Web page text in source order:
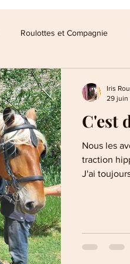
Roulottes et Compagnie
C'est
Nous les
traction
J'ai
question
Iris
29 juin